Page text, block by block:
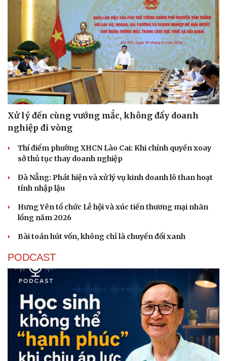
Xử lý đến cùng vướng mắc, không đẩy doanh
nghiệp đi vòng
Thí điểm phường XHCN Lào Cai: Khi chính quyền xoay
sở thủ tục thay doanh nghiệp
Đà Nẵng: Phát hiện và xử lý vụ kinh doanh lô than hoạt
tính nhập lậu
Hưng Yên tổ chức Lễ hội và xúc tiến thương mại nhãn
lồng năm 2026
Bài toán hút vốn, không chỉ là chuyển đổi xanh
PODCAST